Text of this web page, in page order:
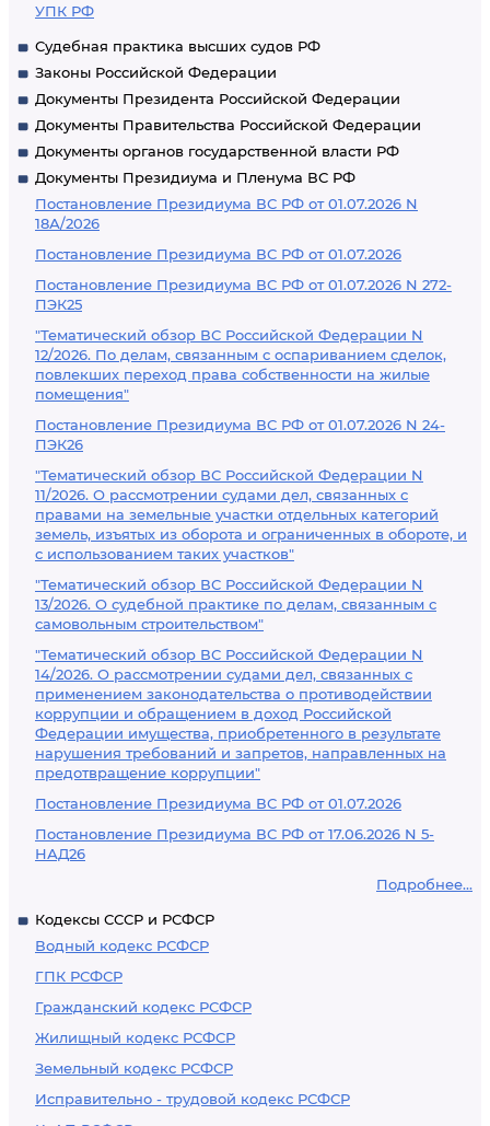
УПК РФ
Судебная практика высших судов РФ
Законы Российской Федерации
Документы Президента Российской Федерации
Документы Правительства Российской Федерации
Документы органов государственной власти РФ
Документы Президиума и Пленума ВС РФ
Постановление Президиума ВС РФ от 01.07.2026 N
18А/2026
Постановление Президиума ВС РФ от 01.07.2026
Постановление Президиума ВС РФ от 01.07.2026 N 272-
ПЭК25
"Тематический обзор ВС Российской Федерации N
12/2026. По делам, связанным с оспариванием сделок,
повлекших переход права собственности на жилые
помещения"
Постановление Президиума ВС РФ от 01.07.2026 N 24-
ПЭК26
"Тематический обзор ВС Российской Федерации N
11/2026. О рассмотрении судами дел, связанных с
правами на земельные участки отдельных категорий
земель, изъятых из оборота и ограниченных в обороте, и
с использованием таких участков"
"Тематический обзор ВС Российской Федерации N
13/2026. О судебной практике по делам, связанным с
самовольным строительством"
"Тематический обзор ВС Российской Федерации N
14/2026. О рассмотрении судами дел, связанных с
применением законодательства о противодействии
коррупции и обращением в доход Российской
Федерации имущества, приобретенного в результате
нарушения требований и запретов, направленных на
предотвращение коррупции"
Постановление Президиума ВС РФ от 01.07.2026
Постановление Президиума ВС РФ от 17.06.2026 N 5-
НАД26
Подробнее...
Кодексы СССР и РСФСР
Водный кодекс РСФСР
ГПК РСФСР
Гражданский кодекс РСФСР
Жилищный кодекс РСФСР
Земельный кодекс РСФСР
Исправительно - трудовой кодекс РСФСР